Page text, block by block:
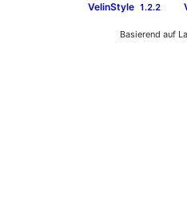
VelinStyle 1.2.2
Basierend auf